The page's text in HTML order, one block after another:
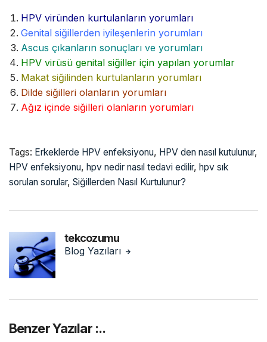
HPV viründen kurtulanların yorumları
Genital siğillerden iyileşenlerin yorumları
Ascus çıkanların sonuçları ve yorumları
HPV virüsü genital siğiller için yapılan yorumlar
Makat siğilinden kurtulanların yorumları
Dilde siğilleri olanların yorumları
Ağız içinde siğilleri olanların yorumları
Tags: Erkeklerde HPV enfeksiyonu, HPV den nasıl kutulunur,
HPV enfeksiyonu, hpv nedir nasıl tedavi edilir, hpv sık
sorulan sorular, Siğillerden Nasıl Kurtulunur?
tekcozumu
Blog Yazıları
Benzer Yazılar :..